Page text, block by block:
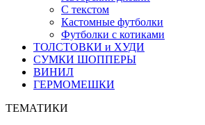
С текстом
Кастомные футболки
Футболки с котиками
ТОЛСТОВКИ и ХУДИ
СУМКИ ШОППЕРЫ
ВИНИЛ
ГЕРМОМЕШКИ
ТЕМАТИКИ